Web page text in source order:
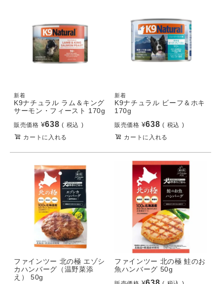
新着
K9ナチュラル ラム＆キング
サーモン・フィースト 170g
販売価格 ¥638
税込
カートに入れる
新着
K9ナチュラル ビーフ＆ホキ
170g
販売価格 ¥638
税込
カートに入れる
ファインツー 北の極 エゾシ
カハンバーグ（温野菜添
え） 50g
ファインツー 北の極 鮭のお
魚ハンバーグ 50g